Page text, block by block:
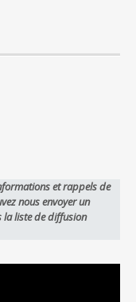
et rappels de
nous envoyer un
la liste de diffusion